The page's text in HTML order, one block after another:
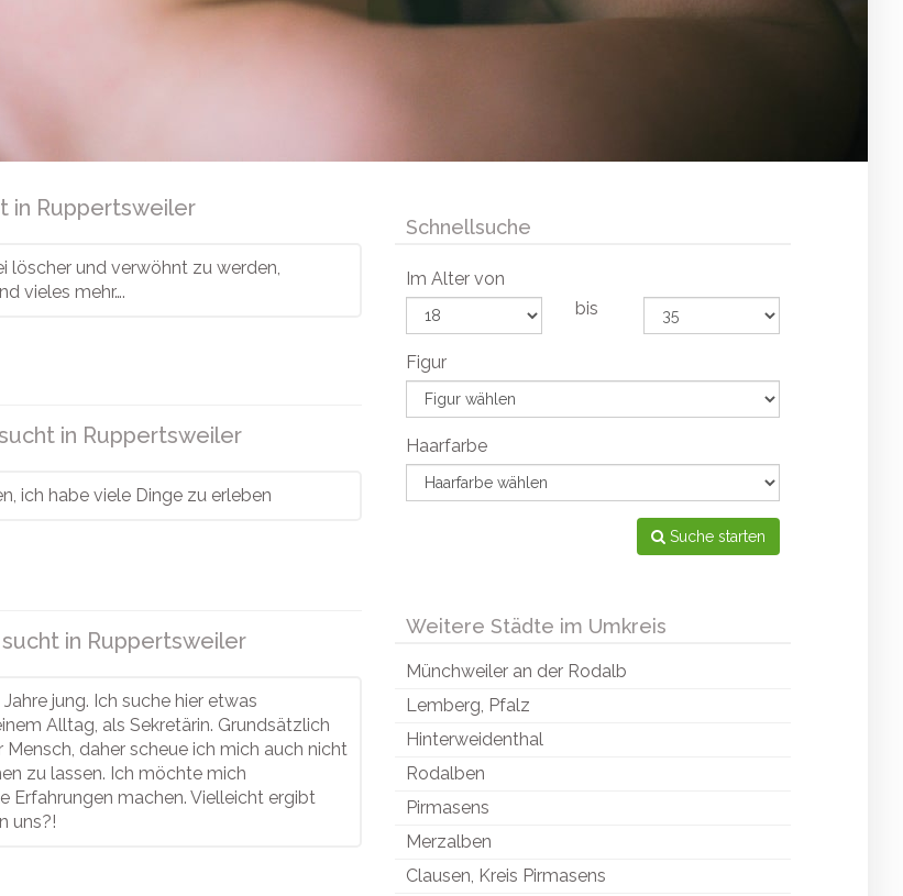
in Ruppertsweiler
löscher und verwöhnt zu werden,
vieles mehr….
in Ruppertsweiler
ich habe viele Dinge zu erleben
sucht in Ruppertsweiler
jung. Ich suche hier etwas
Alltag, als Sekretärin. Grundsätzlich
Mensch, daher scheue ich mich auch nicht
zu lassen. Ich möchte mich
Erfahrungen machen. Vielleicht ergibt
uns?!
Schnellsuche
Im Alter von
bis
Figur
Haarfarbe
Suche starten
Weitere Städte im Umkreis
Münchweiler an der Rodalb
Lemberg, Pfalz
Hinterweidenthal
Rodalben
Pirmasens
Merzalben
Clausen, Kreis Pirmasens